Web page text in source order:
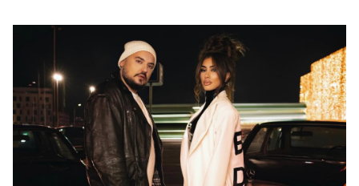
projekti që na surprizoi të gjithëve që me dëgjimin e
parë. Edhe tek ky projekt, Lumi B është siguruar që...